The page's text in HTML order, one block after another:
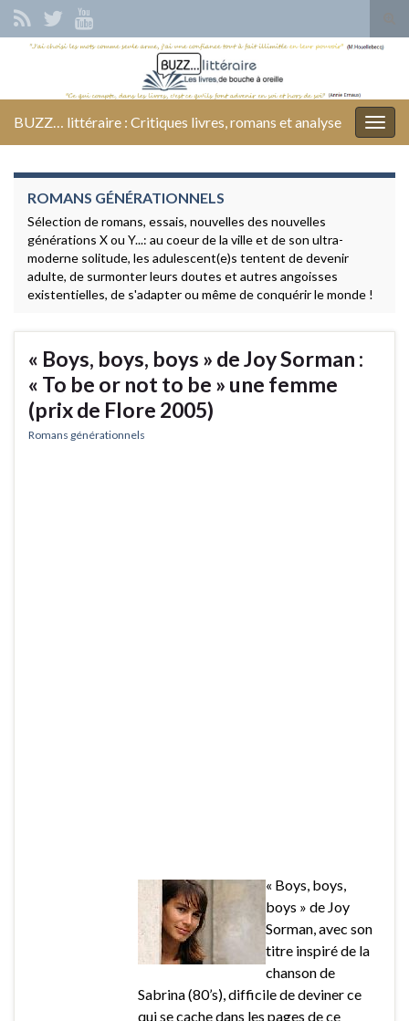
Search for:
BUZZ… littéraire : Critiques livres, romans et analyse
ROMANS GÉNÉRATIONNELS
Sélection de romans, essais, nouvelles des nouvelles
générations X ou Y...: au coeur de la ville et de son ultra-
moderne solitude, les adulescent(e)s tentent de devenir
adulte, de surmonter leurs doutes et autres angoisses
existentielles, de s'adapter ou même de conquérir le monde !
« Boys, boys, boys » de Joy Sorman :
« To be or not to be » une femme
(prix de Flore 2005)
Romans générationnels
« Boys, boys,
boys » de Joy
Sorman, avec son
titre inspiré de la
chanson de
Sabrina (80’s), difficile de deviner ce
qui se cache dans les pages de ce